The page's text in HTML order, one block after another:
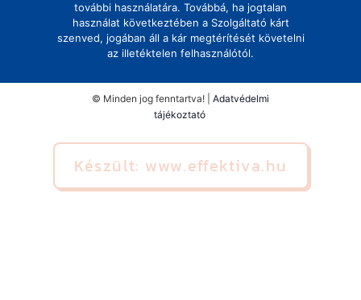
további használatára. Továbbá, ha jogtalan
használat következtében a Szolgáltató kárt
szenved, jogában áll a kár megtérítését követelni
az illetéktelen felhasználótól.
© Minden jog fenntartva! | Adatvédelmi
tájékoztató
Készült: www.effektiva.hu